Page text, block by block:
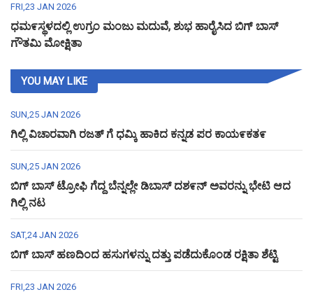
FRI,23 JAN 2026
ಧಮ೯ಸ್ಥಳದಲ್ಲಿ ಉಗ್ರಂ ಮಂಜು ಮದುವೆ, ಶುಭ ಹಾರೈಸಿದ ಬಿಗ್ ಬಾಸ್
ಗೌತಮಿ ಮೋಕ್ಷಿತಾ
YOU MAY LIKE
SUN,25 JAN 2026
ಗಿಲ್ಲಿ ವಿಚಾರವಾಗಿ ರಜತ್ ಗೆ ಧಮ್ಕಿ ಹಾಕಿದ ಕನ್ನಡ ಪರ ಕಾಯ೯ಕತ೯
SUN,25 JAN 2026
ಬಿಗ್ ಬಾಸ್ ಟ್ರೋಫಿ ಗೆದ್ದ ಬೆನ್ನಲ್ಲೇ ಡಿಬಾಸ್ ದಶ೯ನ್ ಅವರನ್ನು ಭೇಟಿ ಆದ
ಗಿಲ್ಲಿ ನಟ
SAT,24 JAN 2026
ಬಿಗ್ ಬಾಸ್ ಹಣದಿಂದ ಹಸುಗಳನ್ನು ದತ್ತು ಪಡೆದುಕೊಂಡ ರಕ್ಷಿತಾ ಶೆಟ್ಟಿ
FRI,23 JAN 2026